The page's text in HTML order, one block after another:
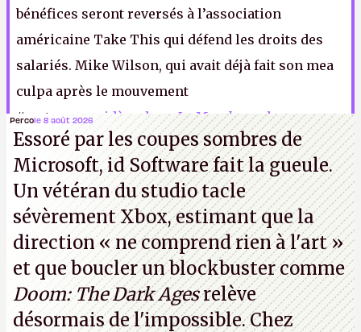
bénéfices seront reversés à l’association
américaine Take This qui défend les droits des
salariés. Mike Wilson, qui avait déjà fait son mea
culpa après le mouvement
#metoo,considèredansLe Mondeque le
crunchest«un secret honteux que l’industrie n’a
jamais réussi à résoudreen vingt ans».M.K.
Percole 8 août 2026
Essoré par les coupes sombres de
Microsoft, id Software fait la gueule.
Un vétéran du studiotacle
sévèrement Xbox, estimant que la
direction« ne comprend rien à l'art »
et que boucler un blockbuster comme
Doom: The Dark Agesrelève
désormais de l'impossible. Chez